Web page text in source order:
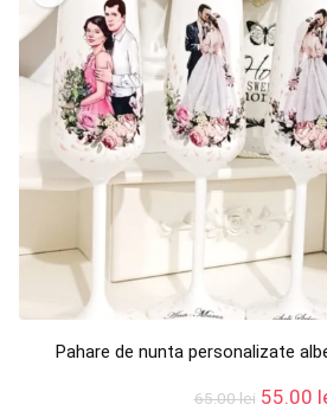
Pahare de nunta personalizate
65.00lei Prețul
55.00